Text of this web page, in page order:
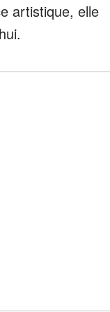
artistique, elle